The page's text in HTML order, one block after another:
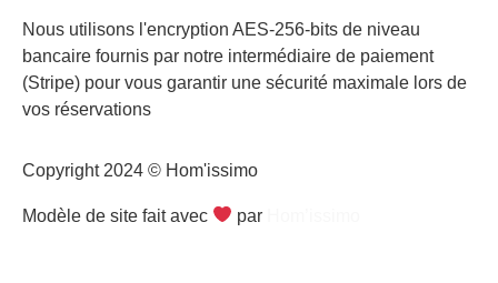
Nous utilisons l'encryption AES-256-bits de niveau
bancaire fournis par notre intermédiaire de paiement
(Stripe) pour vous garantir une sécurité maximale lors de
vos réservations
Copyright 2024 © Hom'issimo
Modèle de site fait avec par